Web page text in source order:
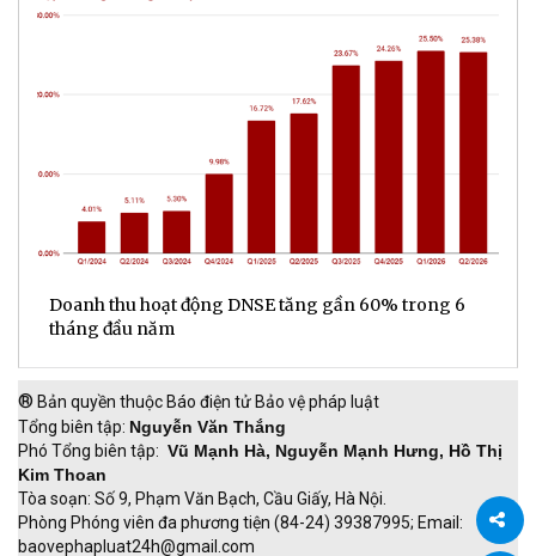
Doanh thu hoạt động DNSE tăng gần 60% trong 6
tháng đầu năm
® Bản quyền thuộc Báo điện tử Bảo vệ pháp luật
Tổng biên tập: Nguyễn Văn Thắng
Phó Tổng biên tập: Vũ Mạnh Hà, Nguyễn Mạnh Hưng, Hồ Thị
Kim Thoan
Tòa soạn: Số 9, Phạm Văn Bạch, Cầu Giấy, Hà Nội.
Phòng Phóng viên đa phương tiện (84-24) 39387995; Email:
baovephapluat24h@gmail.com